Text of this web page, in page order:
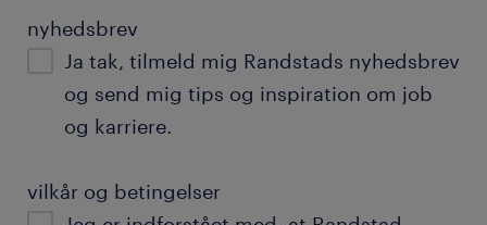
nyhedsbrev
Ja tak, tilmeld mig Randstads nyhedsbrev
og send mig tips og inspiration om job
og karriere.
vilkår og betingelser